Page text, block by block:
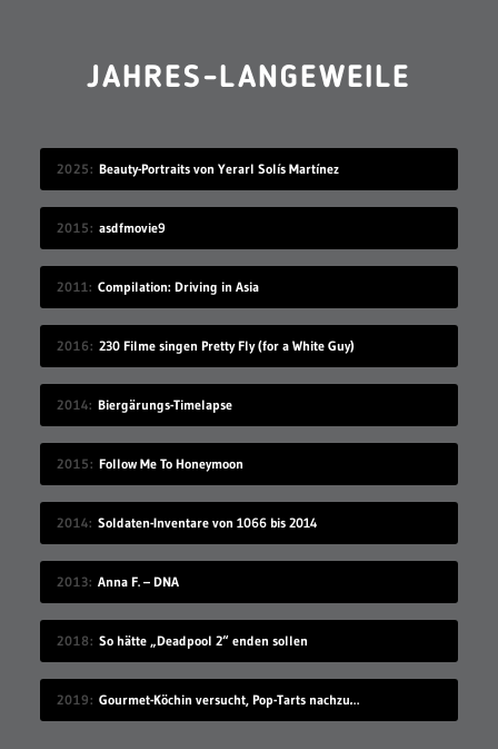
JAHRES-LANGEWEILE
2025 Beauty-Portraits von Yerarl Solís Martínez
2015 asdfmovie9
2011 Compilation: Driving in Asia
2016 230 Filme singen Pretty Fly (for a White Guy)
2014 Biergärungs-Timelapse
2015 Follow Me To Honeymoon
2014 Soldaten-Inventare von 1066 bis 2014
2013 Anna F. – DNA
2018 So hätte „Deadpool 2“ enden sollen
2019 Gourmet-Köchin versucht, Pop-Tarts nachzumachen